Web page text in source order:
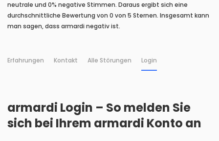
neutrale und 0% negative Stimmen. Daraus ergibt sich eine
durchschnittliche Bewertung von 0 von 5 Sternen. Insgesamt kann
man sagen, dass armardi negativ ist.
Erfahrungen Kontakt Alle Störungen Login
armardi Login – So melden Sie
sich bei Ihrem armardi Konto an